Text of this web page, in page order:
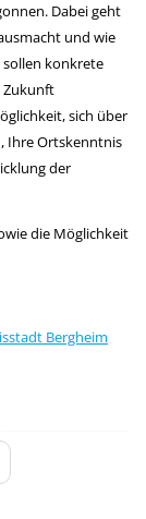
Dabei geht
und wie
sollen konkrete
Zukunft
sich über
Ihre Ortskenntnis
der
die Möglichkeit
Bergheim